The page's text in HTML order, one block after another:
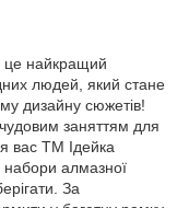
це найкращий
людей, який стане
дизайну сюжетів!
заняттям для
вас ТМ Ідейка
набори алмазної
За